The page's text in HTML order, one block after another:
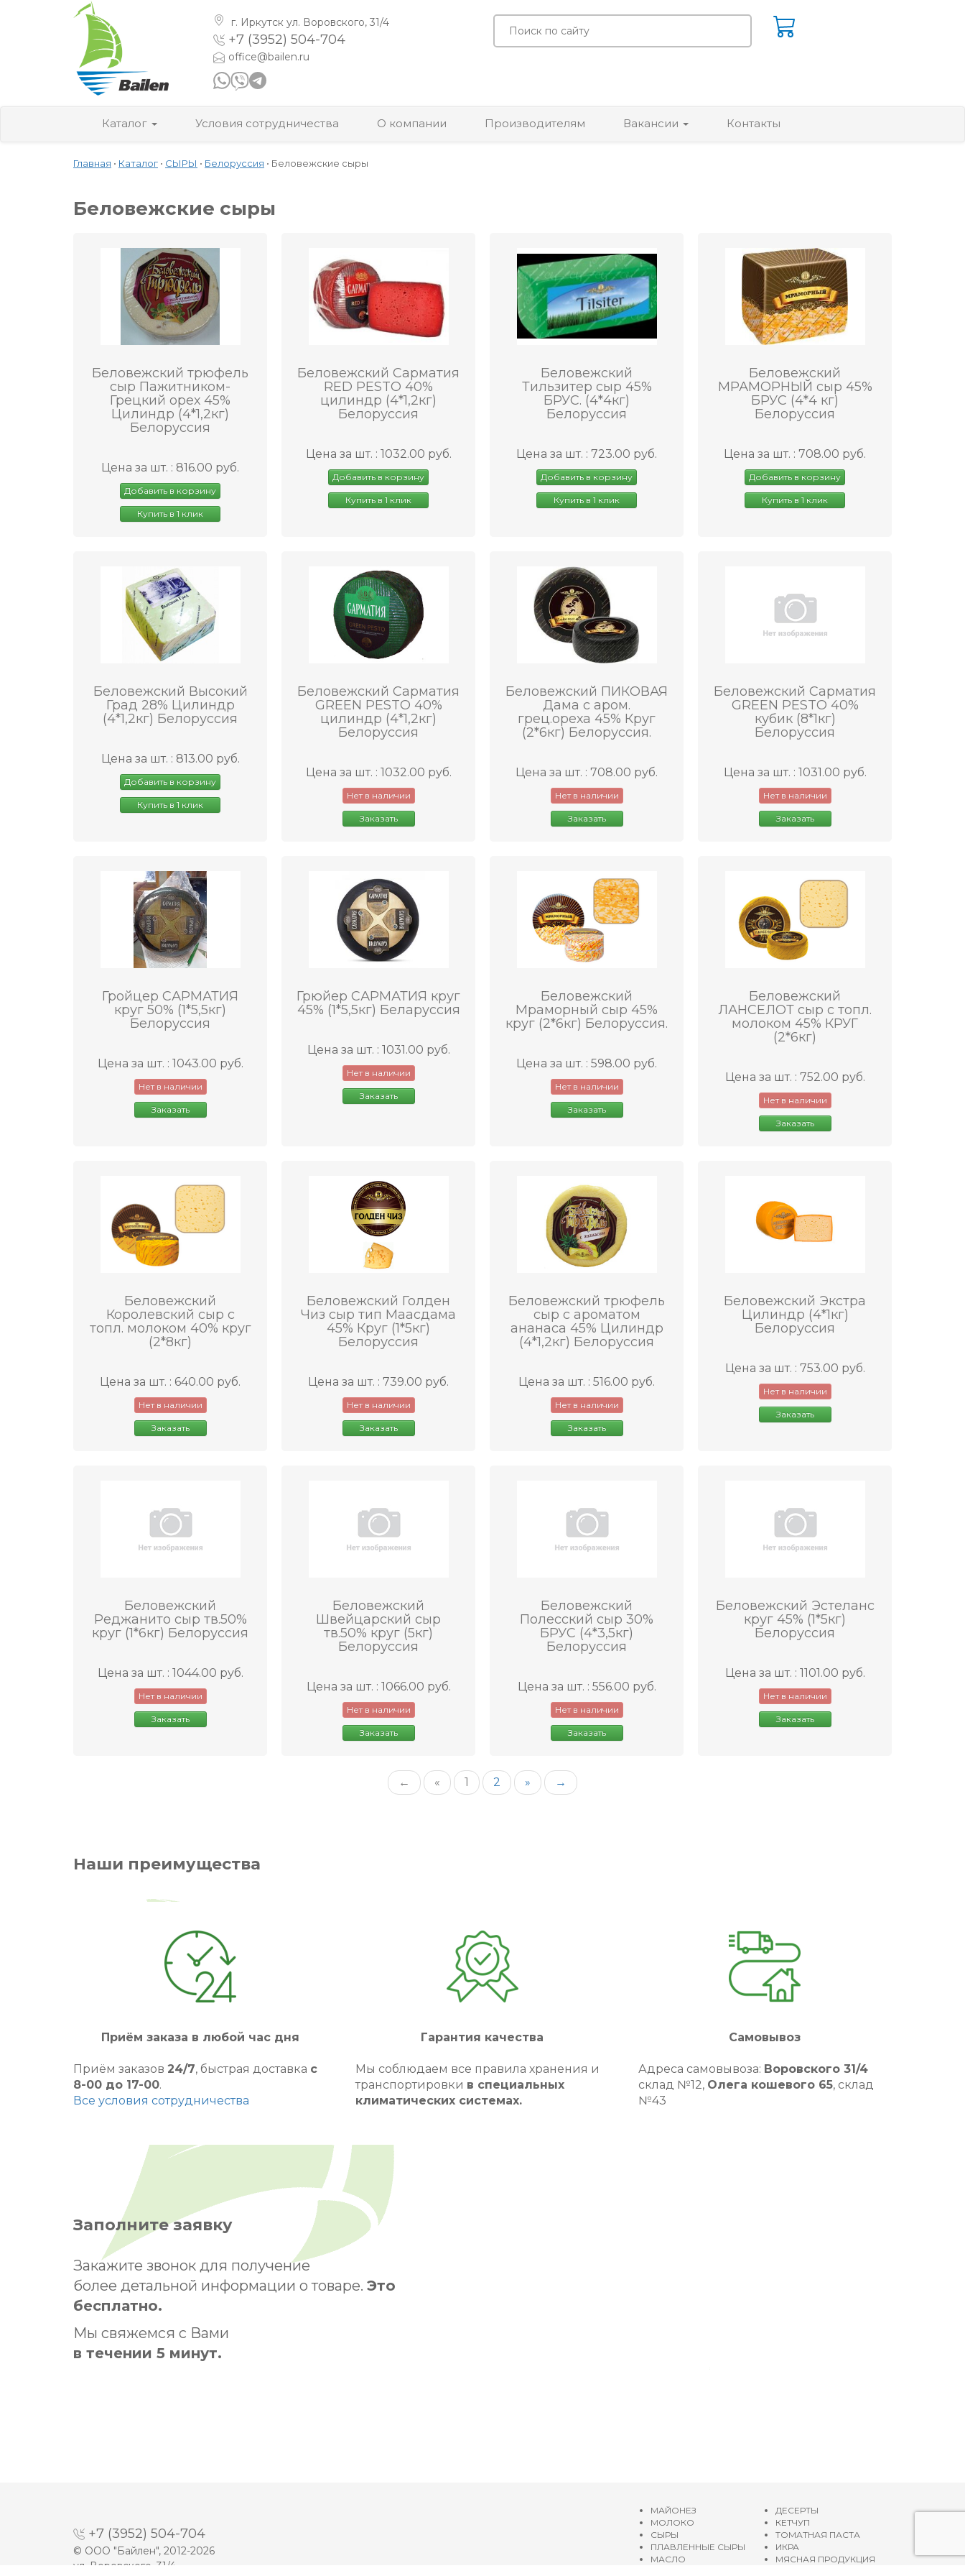
г. Иркутск ул. Воровского, 31/4
+7 (3952) 504-704
office@bailen.ru
Каталог Условия сотрудничества О компании Производителям Вакансии Контакты
Главная • Каталог • СЫРЫ • Белоруссия • Беловежские сыры
Беловежские сыры
Беловежский трюфель
сыр Пажитником-
Грецкий орех 45%
Цилиндр (4*1,2кг)
Белоруссия
Цена за шт. : 816.00 руб.
Добавить в корзину
Купить в 1 клик
Беловежский Сарматия
RED PESTO 40%
цилиндр (4*1,2кг)
Белоруссия
Цена за шт. : 1032.00 руб.
Добавить в корзину
Купить в 1 клик
Беловежский
Тильзитер сыр 45%
БРУС. (4*4кг)
Белоруссия
Цена за шт. : 723.00 руб.
Добавить в корзину
Купить в 1 клик
Беловежский
МРАМОРНЫЙ сыр 45%
БРУС (4*4 кг)
Белоруссия
Цена за шт. : 708.00 руб.
Добавить в корзину
Купить в 1 клик
Беловежский Высокий
Град 28% Цилиндр
(4*1,2кг) Белоруссия
Цена за шт. : 813.00 руб.
Добавить в корзину
Купить в 1 клик
Беловежский Сарматия
GREEN PESTO 40%
цилиндр (4*1,2кг)
Белоруссия
Цена за шт. : 1032.00 руб.
Нет в наличии
Заказать
Беловежский ПИКОВАЯ
Дама с аром.
грец.ореха 45% Круг
(2*6кг) Белоруссия.
Цена за шт. : 708.00 руб.
Нет в наличии
Заказать
Беловежский Сарматия
GREEN PESTO 40%
кубик (8*1кг)
Белоруссия
Цена за шт. : 1031.00 руб.
Нет в наличии
Заказать
Гройцер САРМАТИЯ
круг 50% (1*5,5кг)
Белоруссия
Цена за шт. : 1043.00 руб.
Нет в наличии
Заказать
Грюйер САРМАТИЯ круг
45% (1*5,5кг) Беларуссия
Цена за шт. : 1031.00 руб.
Нет в наличии
Заказать
Беловежский
Мраморный сыр 45%
круг (2*6кг) Белоруссия.
Цена за шт. : 598.00 руб.
Нет в наличии
Заказать
Беловежский
ЛАНСЕЛОТ сыр с топл.
молоком 45% КРУГ
(2*6кг)
Цена за шт. : 752.00 руб.
Нет в наличии
Заказать
Беловежский
Королевский сыр с
топл. молоком 40% круг
(2*8кг)
Цена за шт. : 640.00 руб.
Нет в наличии
Заказать
Беловежский Голден
Чиз сыр тип Маасдама
45% Круг (1*5кг)
Белоруссия
Цена за шт. : 739.00 руб.
Нет в наличии
Заказать
Беловежский трюфель
сыр с ароматом
ананаса 45% Цилиндр
(4*1,2кг) Белоруссия
Цена за шт. : 516.00 руб.
Нет в наличии
Заказать
Беловежский Экстра
Цилиндр (4*1кг)
Белоруссия
Цена за шт. : 753.00 руб.
Нет в наличии
Заказать
Беловежский
Реджанито сыр тв.50%
круг (1*6кг) Белоруссия
Цена за шт. : 1044.00 руб.
Нет в наличии
Заказать
Беловежский
Швейцарский сыр
тв.50% круг (5кг)
Белоруссия
Цена за шт. : 1066.00 руб.
Нет в наличии
Заказать
Беловежский
Полесский сыр 30%
БРУС (4*3,5кг)
Белоруссия
Цена за шт. : 556.00 руб.
Нет в наличии
Заказать
Беловежский Эстеланс
круг 45% (1*5кг)
Белоруссия
Цена за шт. : 1101.00 руб.
Нет в наличии
Заказать
← « 1 2 » →
Наши преимущества
Приём заказа в любой час дня
Приём заказов 24/7, быстрая доставка с
8-00 до 17-00.
Все условия сотрудничества
Гарантия качества
Мы соблюдаем все правила хранения и
транспортировки в специальных
климатических системах.
Самовывоз
Адреса самовывоза: Воровского 31/4
склад №12, Олега кошевого 65, склад
№43
Заполните заявку
Закажите звонок для получение
более детальной информации о товаре. Это
бесплатно.
Мы свяжемся с Вами
в течении 5 минут.
+7 (3952) 504-704
© ООО "Байлен", 2012-2026
ул. Воровского, 31/4
МАЙОНЕЗ
МОЛОКО
СЫРЫ
ПЛАВЛЕННЫЕ СЫРЫ
МАСЛО
ДЕСЕРТЫ
КЕТЧУП
ТОМАТНАЯ ПАСТА
ИКРА
МЯСНАЯ ПРОДУКЦИЯ